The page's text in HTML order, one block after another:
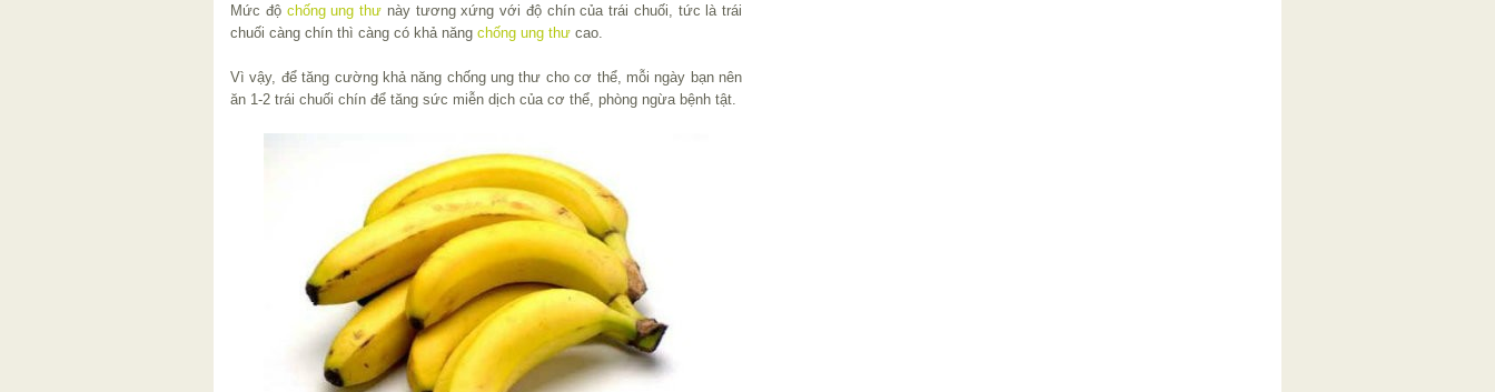
Mức độ chống ung thư này tương xứng với độ chín của trái chuối, tức là trái
chuối càng chín thì càng có khả năng chống ung thư cao.
Vì vậy, để tăng cường khả năng chống ung thư cho cơ thể, mỗi ngày bạn nên
ăn 1-2 trái chuối chín để tăng sức miễn dịch của cơ thể, phòng ngừa bệnh tật.